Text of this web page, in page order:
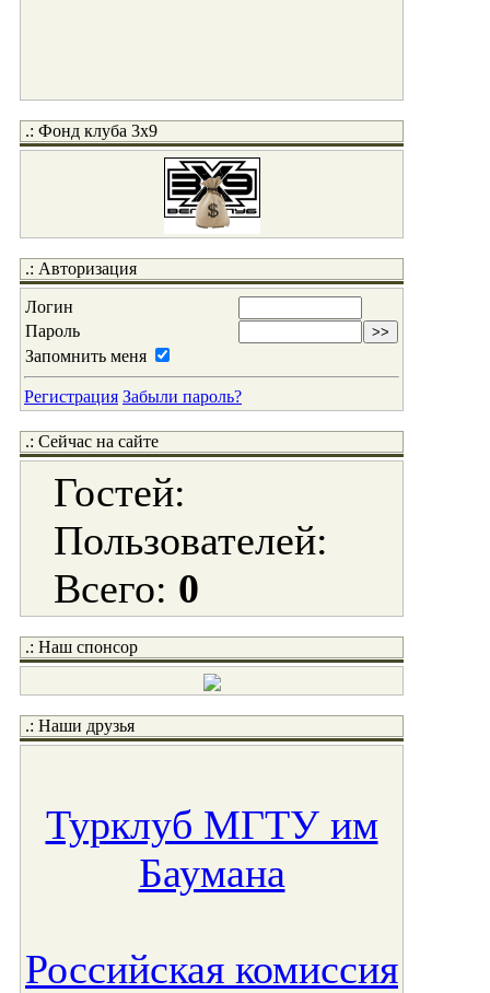
.: Фонд клуба 3x9
.: Авторизация
Логин
Пароль
Запомнить меня
Регистрация Забыли пароль?
.: Сейчас на сайте
Гостей:
Пользователей:
Всего: 0
.: Наш спонсор
.: Наши друзья
Турклуб МГТУ им
Баумана
Российская комиссия